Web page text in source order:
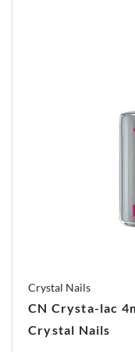
Crystal Nails
CN Crysta-lac
Crystal Nails